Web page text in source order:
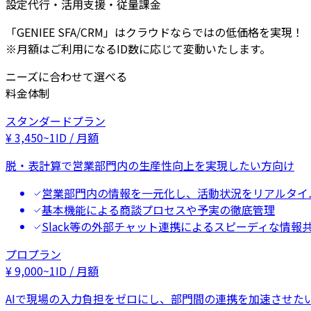
設定代行・活用支援・従量課金
「GENIEE SFA/CRM」はクラウドならではの低価格を実現！
※月額はご利用になるID数に応じて変動いたします。
ニーズに合わせて選べる
料金体制
スタンダードプラン
¥3,450~1ID / 月額
脱・表計算で営業部門内の生産性向上を実現したい方向け
営業部門内の情報を一元化し、活動状況をリアルタ
基本機能による商談プロセスや予実の徹底管理
Slack等の外部チャット連携によるスピーディな情報
プロプラン
¥9,000~1ID / 月額
AIで現場の入力負担をゼロにし、部門間の連携を加速させた